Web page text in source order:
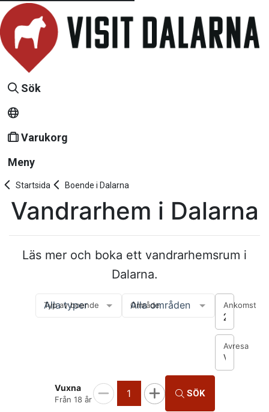
Sök
Varukorg
Meny
Startsida Boende i Dalarna
Vandrarhem i Dalarna
Läs mer och boka ett vandrarhemsrum i
Dalarna.
Typ av boende
Alla typer Område
Alla områden Ankomst
2026-08-
Avresa
Välj
Vuxna
Från 18 år 1 SÖK